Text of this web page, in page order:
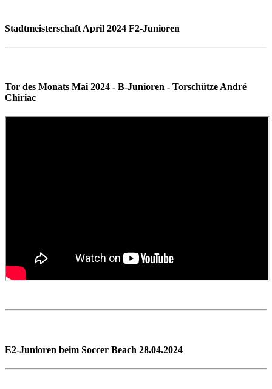
Stadtmeisterschaft April 2024 F2-Junioren
Tor des Monats Mai 2024 - B-Junioren - Torschütze André
Chiriac
E2-Junioren beim Soccer Beach 28.04.2024